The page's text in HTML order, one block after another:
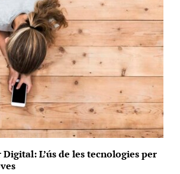
L’ús de les tecnologies per